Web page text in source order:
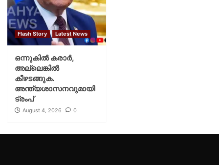
Flash Story Latest News
ഒന്നുകില്‍ കരാര്‍,
അല്ലെങ്കില്‍
കീഴടങ്ങുക.
അന്ത്യശാസനവുമായി
ട്രംപ്
August 4, 2026 0